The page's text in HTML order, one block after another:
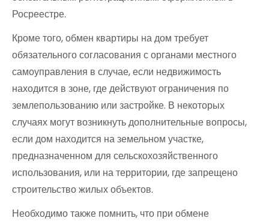
Росреестре.
Кроме того, обмен квартиры на дом требует
обязательного согласования с органами местного
самоуправления в случае, если недвижимость
находится в зоне, где действуют ограничения по
землепользованию или застройке. В некоторых
случаях могут возникнуть дополнительные вопросы,
если дом находится на земельном участке,
предназначенном для сельскохозяйственного
использования, или на территории, где запрещено
строительство жилых объектов.
Необходимо также помнить, что при обмене